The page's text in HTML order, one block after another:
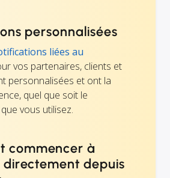
personnalisées
liées au
vos partenaires, clients et
personnalisées et ont la
quel que soit le
vous utilisez.
commencer à
depuis